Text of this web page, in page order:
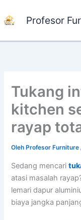
ke
Profesor
Tukang
kitchen
rayap
Oleh Profesor Furniture
Sedang mencari
atasi masalah
lemari dapur
biaya jangka